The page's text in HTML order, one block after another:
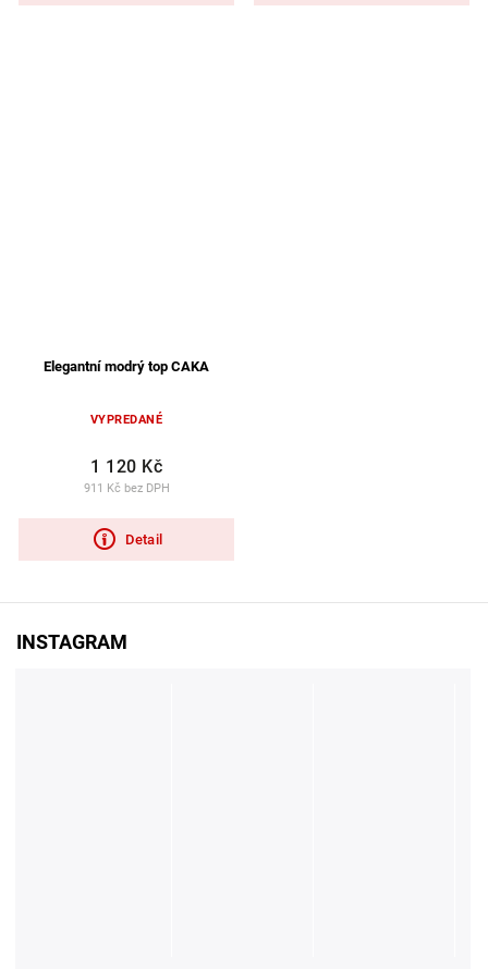
Elegantní modrý top CAKA
VYPREDANÉ
911 Kč bez DPH
1 120 Kč
Detail
INSTAGRAM